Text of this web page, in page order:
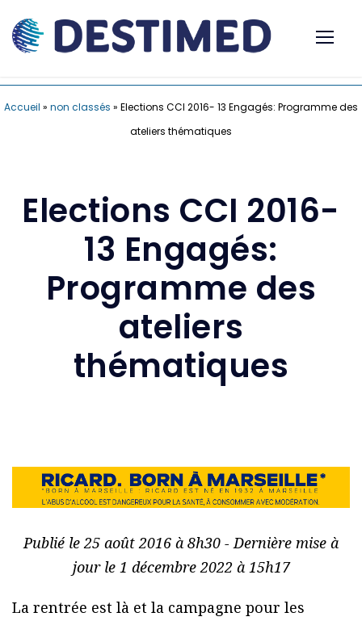
Accueil » non classés » Elections CCI 2016- 13 Engagés: Programme des
ateliers thématiques
Elections CCI 2016-
13 Engagés:
Programme des
ateliers
thématiques
Publié le 25 août 2016 à 8h30 - Dernière mise à
jour le 1 décembre 2022 à 15h17
La rentrée est là et la campagne pour les